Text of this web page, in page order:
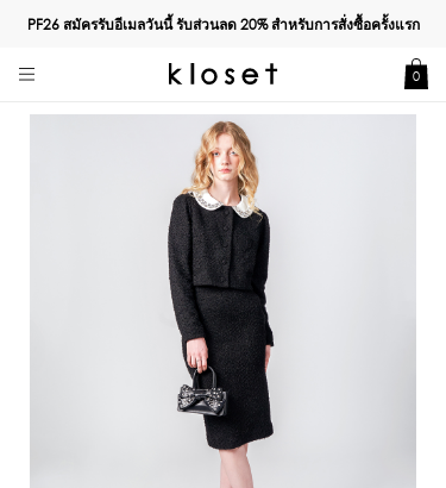
PF26 สมัครรับอีเมลวันนี้ รับส่วนลด20%สำหรับการสั่งซื้อครั้งแรก
0